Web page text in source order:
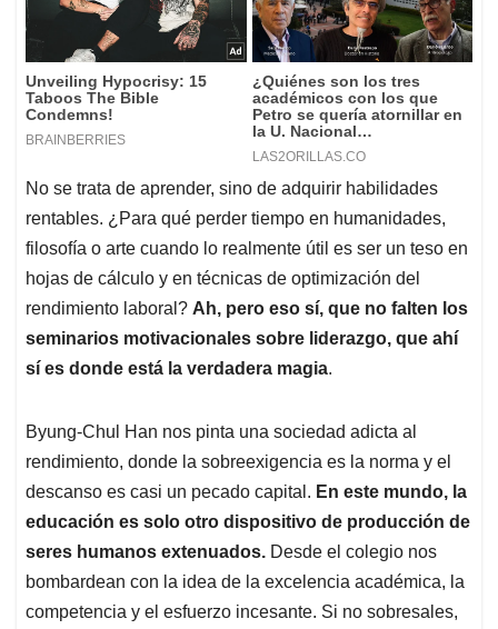
No se trata de aprender, sino de adquirir habilidades
rentables. ¿Para qué perder tiempo en humanidades,
filosofía o arte cuando lo realmente útil es ser un teso en
hojas de cálculo y en técnicas de optimización del
rendimiento laboral? Ah, pero eso sí, que no falten los
seminarios motivacionales sobre liderazgo, que ahí
sí es donde está la verdadera magia.
Byung-Chul Han nos pinta una sociedad adicta al
rendimiento, donde la sobreexigencia es la norma y el
descanso es casi un pecado capital. En este mundo, la
educación es solo otro dispositivo de producción de
seres humanos extenuados. Desde el colegio nos
bombardean con la idea de la excelencia académica, la
competencia y el esfuerzo incesante. Si no sobresales,